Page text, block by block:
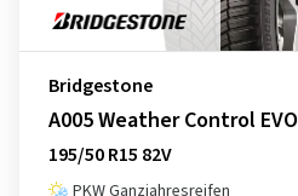
Bridgestone
A005 Weather Control EVO
195/50 R15 82V
PKW Ganzjahresreifen